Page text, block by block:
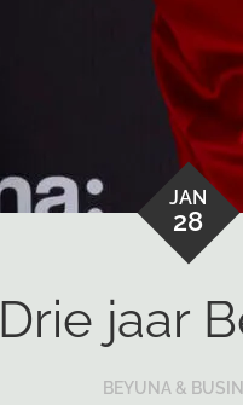
JAN
28
Drie jaar
BEYUNA &